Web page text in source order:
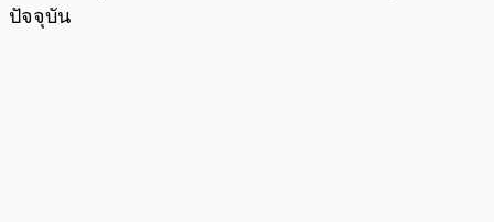
ปัจจุบัน